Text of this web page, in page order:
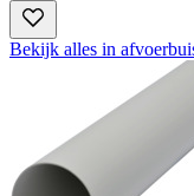
Bekijk alles in